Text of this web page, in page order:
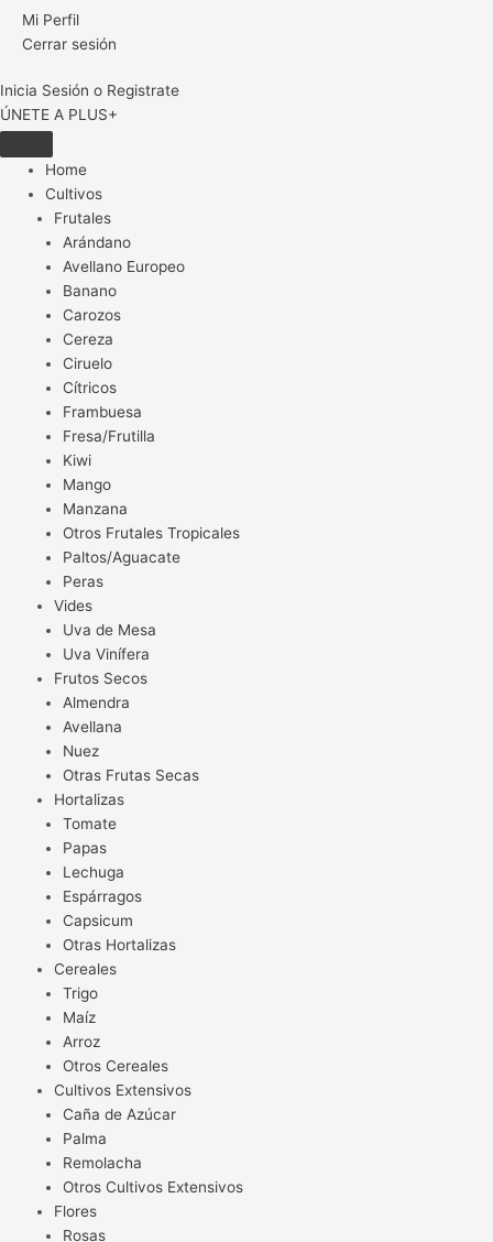
Mi Perfil
Cerrar sesión
Inicia Sesión o Registrate
ÚNETE A PLUS+
Home
Cultivos
Frutales
Arándano
Avellano Europeo
Banano
Carozos
Cereza
Ciruelo
Cítricos
Frambuesa
Fresa/Frutilla
Kiwi
Mango
Manzana
Otros Frutales Tropicales
Paltos/Aguacate
Peras
Vides
Uva de Mesa
Uva Vinífera
Frutos Secos
Almendra
Avellana
Nuez
Otras Frutas Secas
Hortalizas
Tomate
Papas
Lechuga
Espárragos
Capsicum
Otras Hortalizas
Cereales
Trigo
Maíz
Arroz
Otros Cereales
Cultivos Extensivos
Caña de Azúcar
Palma
Remolacha
Otros Cultivos Extensivos
Flores
Rosas